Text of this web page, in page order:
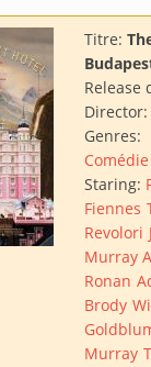
Titre:
Release
Director:
Genres:
Comédie
Staring:
Fiennes
Revolori
Murray
Ronan
Brody
Murray